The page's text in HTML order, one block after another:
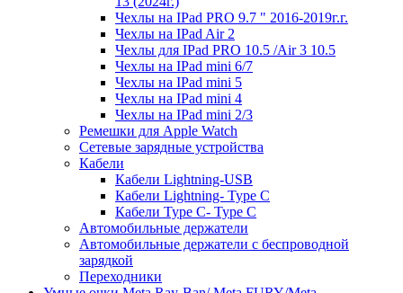
Чехлы на IPad PRO 9.7 " 2016-2019г.г.
Чехлы на IPad Air 2
Чехлы для IPad PRO 10.5 /Air 3 10.5
Чехлы на IPad mini 6/7
Чехлы на IPad mini 5
Чехлы на IPad mini 4
Чехлы на IPad mini 2/3
Ремешки для Apple Watch
Сетевые зарядные устройства
Кабели
Кабели Lightning-USB
Кабели Lightning- Type C
Кабели Type C- Type C
Автомобильные держатели
Автомобильные держатели с беспроводной
зарядкой
Переходники